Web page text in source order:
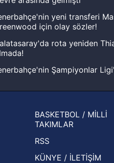
yeni transferi
için olay sözler!
rota yeniden
Şampiyonlar
elerlerse...
gündem olan manşetler!
UEFA Avrupa
Turu muhtemel rakipleri
BASKETBOL / MİLLİ
TAKIMLAR
RSS
KÜNYE / İLETİŞİM